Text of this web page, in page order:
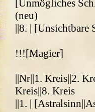
[Unmögliches
(neu)
||8. | [Unsichtbare
!!![Magier]
||Nr||1. Kreis||2.
Kreis||8. Kreis
||1. |